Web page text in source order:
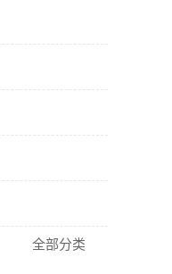
全部分类